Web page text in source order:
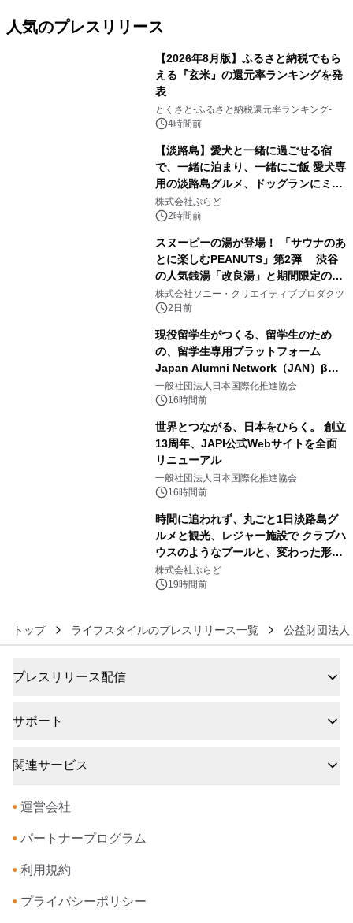
人気のプレスリリース
【2026年8月版】ふるさと納税でもら
える『玄米』の還元率ランキングを発
表
とくさと-ふるさと納税還元率ランキング-
4時間前
【淡路島】愛犬と一緒に過ごせる宿
で、一緒に泊まり、一緒にご飯 愛犬専
用の淡路島グルメ、ドッグランにミニ
プール グランピングとトレーラーハウ
スの2施設で
株式会社ぷらど
2時間前
スヌーピーの湯が登場！ 「サウナのあ
とに楽しむPEANUTS」第2弾 渋谷
の人気銭湯「改良湯」と期間限定のコ
ラボレーション サウナイキタイコラ
ボグッズも発売決定！
株式会社ソニー・クリエイティブプロダクツ
2日前
現役留学生がつくる、留学生のため
の、留学生専用プラットフォーム
Japan Alumni Network（JAN）β版
をリリース
一般社団法人日本国際化推進協会
16時間前
世界とつながる、日本をひらく。 創立
13周年、JAPI公式Webサイトを全面
リニューアル
一般社団法人日本国際化推進協会
16時間前
時間に追われず、丸ごと1日淡路島グ
ルメと観光、レジャー施設で クラブハ
ウスのようなプールと、変わった形の
サウナも 「THE BOXY AWAJI」のお
得な素泊まり連泊プランで
株式会社ぷらど
19時間前
トップ ライフスタイルのプレスリリース一覧 公益財団法
プレスリリース配信
サポート
関連サービス
• 運営会社
• パートナープログラム
• 利用規約
• プライバシーポリシー